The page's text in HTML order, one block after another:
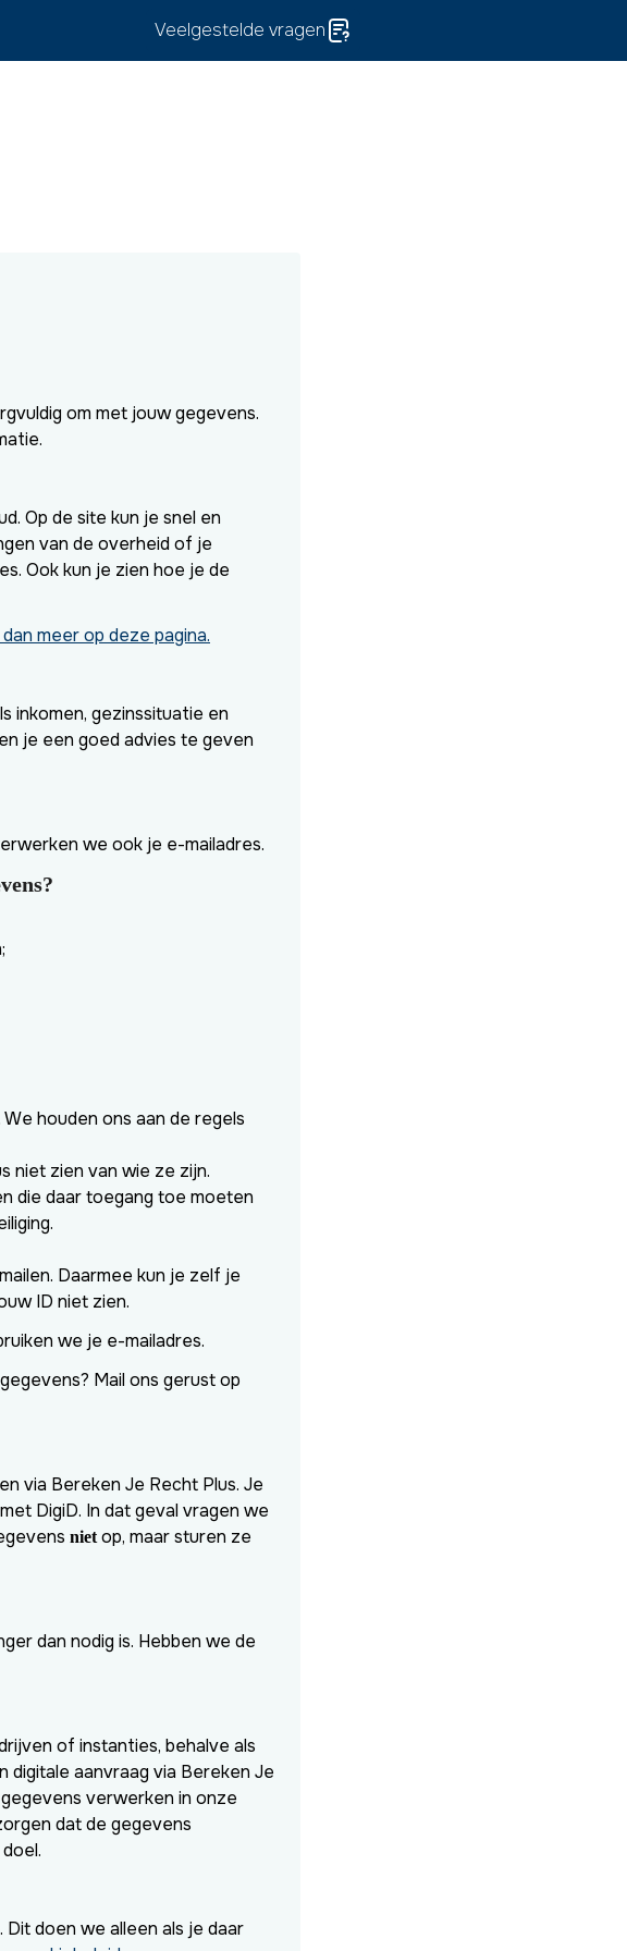
Veelgestelde vragen
om met jouw gegevens.
Op de site kun je snel en
van de overheid of je
Ook kun je zien hoe je de
meer op deze pagina.
inkomen, gezinssituatie en
je een goed advies te geven
we ook je e-mailadres.
houden ons aan de regels
niet zien van wie ze zijn.
die daar toegang toe moeten
Daarmee kun je zelf je
ID niet zien.
we je e-mailadres.
Mail ons gerust op
via Bereken Je Recht Plus. Je
DigiD. In dat geval vragen we
nietop, maar sturen ze
dan nodig is. Hebben we de
of instanties, behalve als
digitale aanvraag via Bereken Je
verwerken in onze
dat de gegevens
doen we alleen als je daar